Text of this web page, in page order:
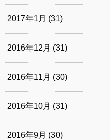
2017年1月 (31)
2016年12月 (31)
2016年11月 (30)
2016年10月 (31)
2016年9月 (30)